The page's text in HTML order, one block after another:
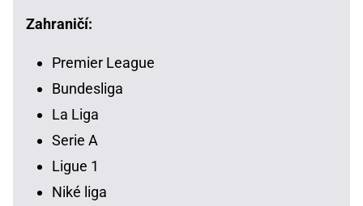
Zahraničí:
Premier League
Bundesliga
La Liga
Serie A
Ligue 1
Niké liga